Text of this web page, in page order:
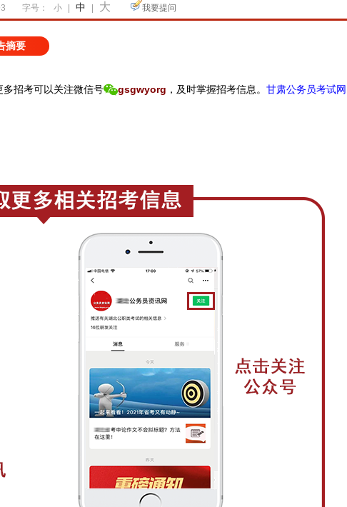
字号： 小 中 大 我要提问
摘要
多招考可以关注微信号 gsgwyorg ， 及时掌握招考信息。 甘肃公务员考试网